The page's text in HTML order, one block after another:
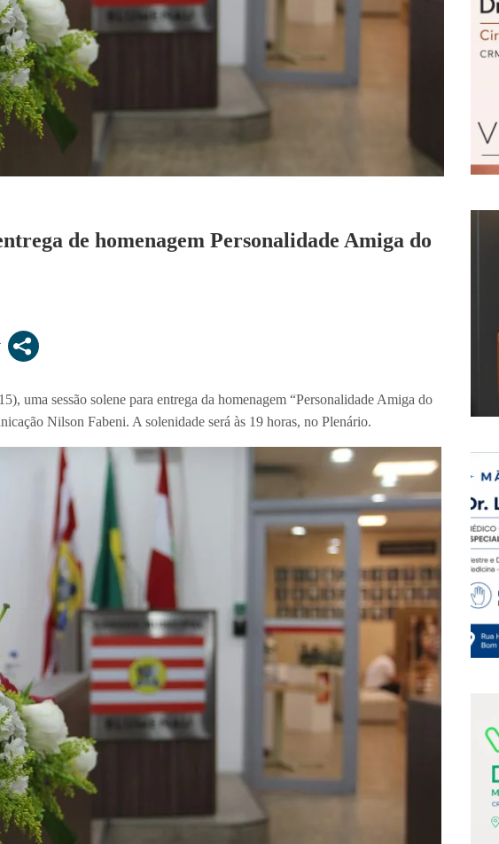
de homenagem Personalidade Amiga do
uma sessão solene para entrega da homenagem “Personalidade Amiga do
Nilson Fabeni. A solenidade será às 19 horas, no Plenário.